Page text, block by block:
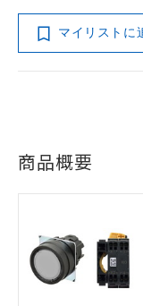
マイリストに
商品概要